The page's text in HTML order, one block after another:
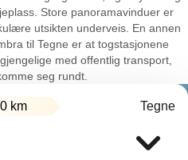
Store panoramavinduer er
utsikten underveis. En annen
til Tegne er at togstasjonene
med offentlig transport,
seg rundt.
km Tegne